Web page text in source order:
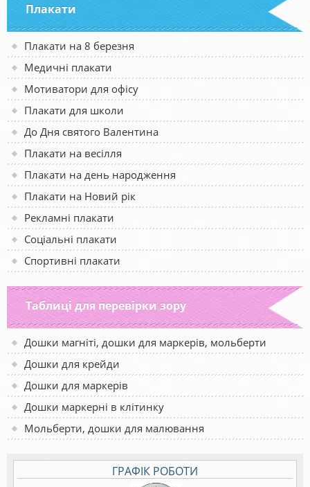
Плакати
Плакати на 8 березня
Медичні плакати
Мотиватори для офісу
Плакати для школи
До Дня святого Валентина
Плакати на весілля
Плакати на день народження
Плакати на Новий рік
Рекламні плакати
Соціальні плакати
Спортивні плакати
Таблиці для перевірки зору
Дошки магніті, дошки для маркерів, мольберти
Дошки для крейди
Дошки для маркерів
Дошки маркерні в клітинку
Мольберти, дошки для малювання
ГРАФІК РОБОТИ